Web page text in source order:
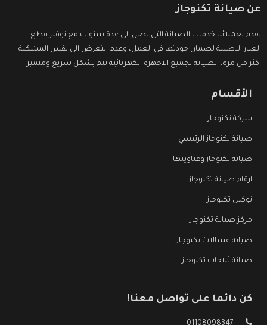
عن صيانة تكنوجاز
نقدم لعملائنا خدمات الصيانة التى تصل الى عدة سنوات مع توفير قطع
الغيار الاصلية لضمان جودتها فى العمل، وعدم التعرض الى نفس المشكلة
اكثر من مرة، الصيانة لجميع الاجهزة الكهربائية تتم بشكل سريع ومتميز.
الأقسام
شركة تكنوجاز
صيانة تكنوجاز الرئيسي
صيانة تكنوجاز وعناوينها
ارقام صيانة تكنوجاز
توكيل تكنوجاز
مركز صيانة تكنوجاز
صيانة غسالات تكنوجاز
صيانة ثلاجات تكنوجاز
كن دائما على تواصل معنا!